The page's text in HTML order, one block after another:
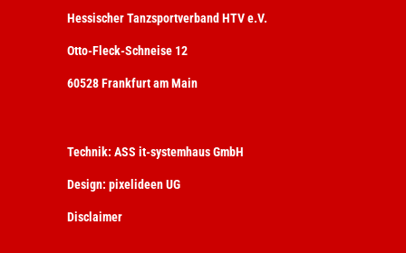
Hessischer Tanzsportverband HTV e.V.
Otto-Fleck-Schneise 12
60528 Frankfurt am Main
Technik: ASS it-systemhaus GmbH
Design: pixelideen UG
Disclaimer